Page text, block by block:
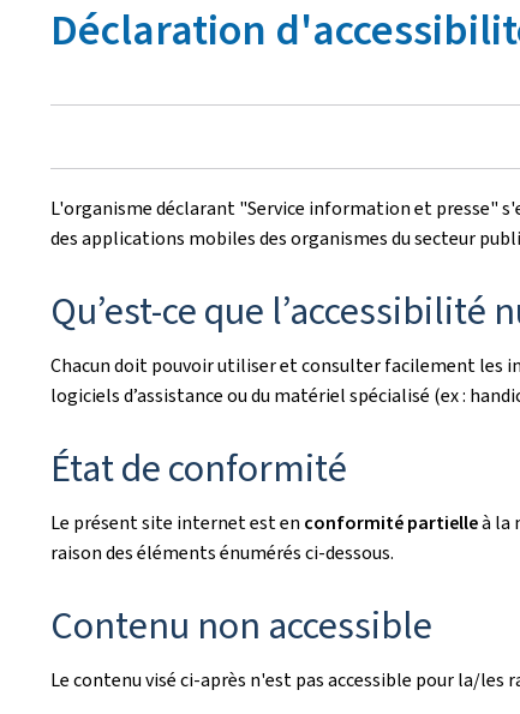
Déclaration
L'organisme déclarant"Service information et presse"
des applications mobiles des organismes du secteur
Qu’est-ce que l’accessibilité
Chacun doit pouvoir utiliser et consulter facilement les
logiciels d’assistance ou du matériel spécialisé (ex :
État de conformité
Le présent site internet est en conformité partielleà la
raison des éléments énumérés ci-dessous.
Contenu non accessible
Le contenu visé ci-après n'est pas accessible pour la/les